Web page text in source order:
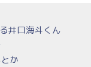
井口海斗くん
か